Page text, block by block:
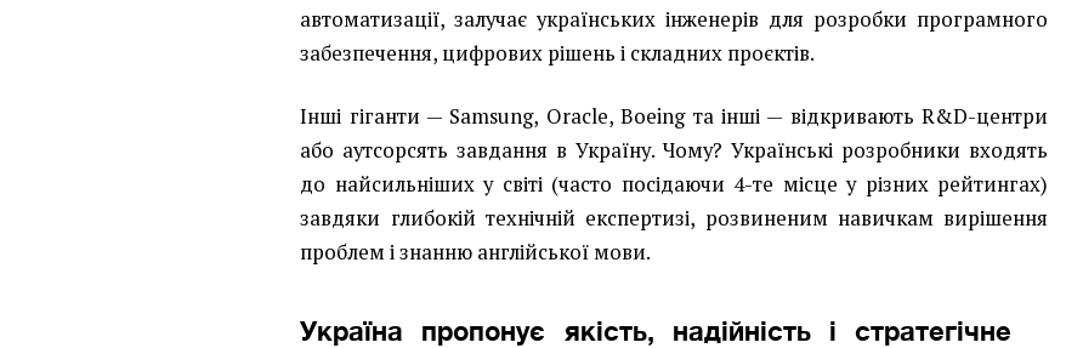
автоматизації, залучає українських інженерів для розробки програмного
забезпечення, цифрових рішень і складних проєктів.
Інші гіганти — Samsung, Oracle, Boeing та інші — відкривають R&D-центри
або аутсорсять завдання в Україну. Чому? Українські розробники входять
до найсильніших у світі (часто посідаючи 4-те місце у різних рейтингах)
завдяки глибокій технічній експертизі, розвиненим навичкам вирішення
проблем і знанню англійської мови.
Україна пропонує якість, надійність і стратегічне